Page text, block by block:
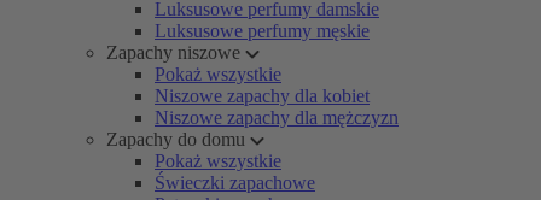
Luksusowe perfumy damskie
Luksusowe perfumy męskie
Zapachy niszowe
Pokaż wszystkie
Niszowe zapachy dla kobiet
Niszowe zapachy dla mężczyzn
Zapachy do domu
Pokaż wszystkie
Świeczki zapachowe